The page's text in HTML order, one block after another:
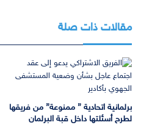
مقالات ذات صلة
برلمانية اتحادية ” ممنوعة” من فريقها
لطرح أسئلتها داخل قبة البرلمان